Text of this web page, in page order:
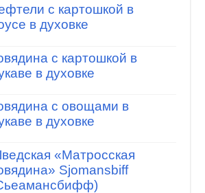
с картошкой в
в духовке
с картошкой в
в духовке
с овощами в
в духовке
«Матросская
Sjomansbiff